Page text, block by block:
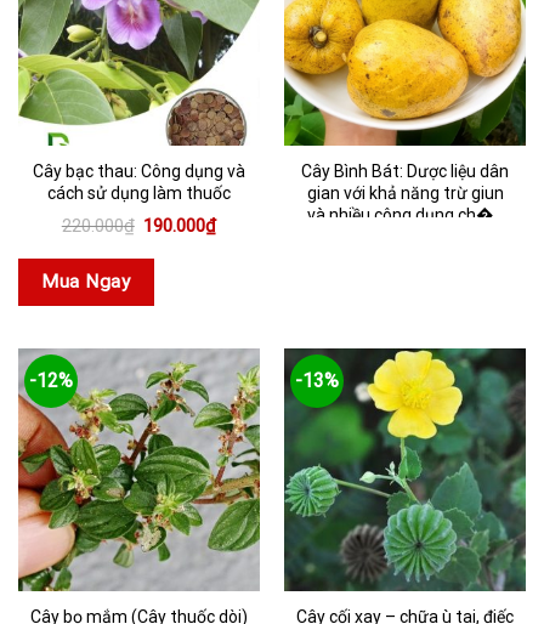
Cây bạc thau: Công dụng và
cách sử dụng làm thuốc
220.000₫ Giá
là:
190.000₫Giá
hiện
Mua Ngay
Cây Bình Bát: Dược liệu dân
gian với khả năng trừ giun
và nhiều công dụng ch�...
-12%
Cây bọ mắm (Cây thuốc dòi)
-13%
Cây cối xay – chữa ù tai, điếc